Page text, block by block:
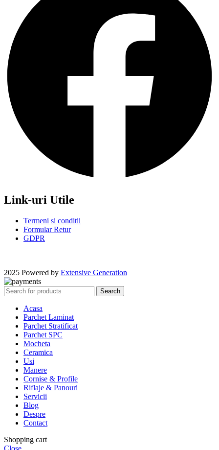
Link-uri Utile
Termeni si conditii
Formular Retur
GDPR
2025 Powered by Extensive Generation
Search
Acasa
Parchet Laminat
Parchet Stratificat
Parchet SPC
Mocheta
Ceramica
Usi
Manere
Cornise & Profile
Riflaje & Panouri
Servicii
Blog
Despre
Contact
Shopping cart
Close